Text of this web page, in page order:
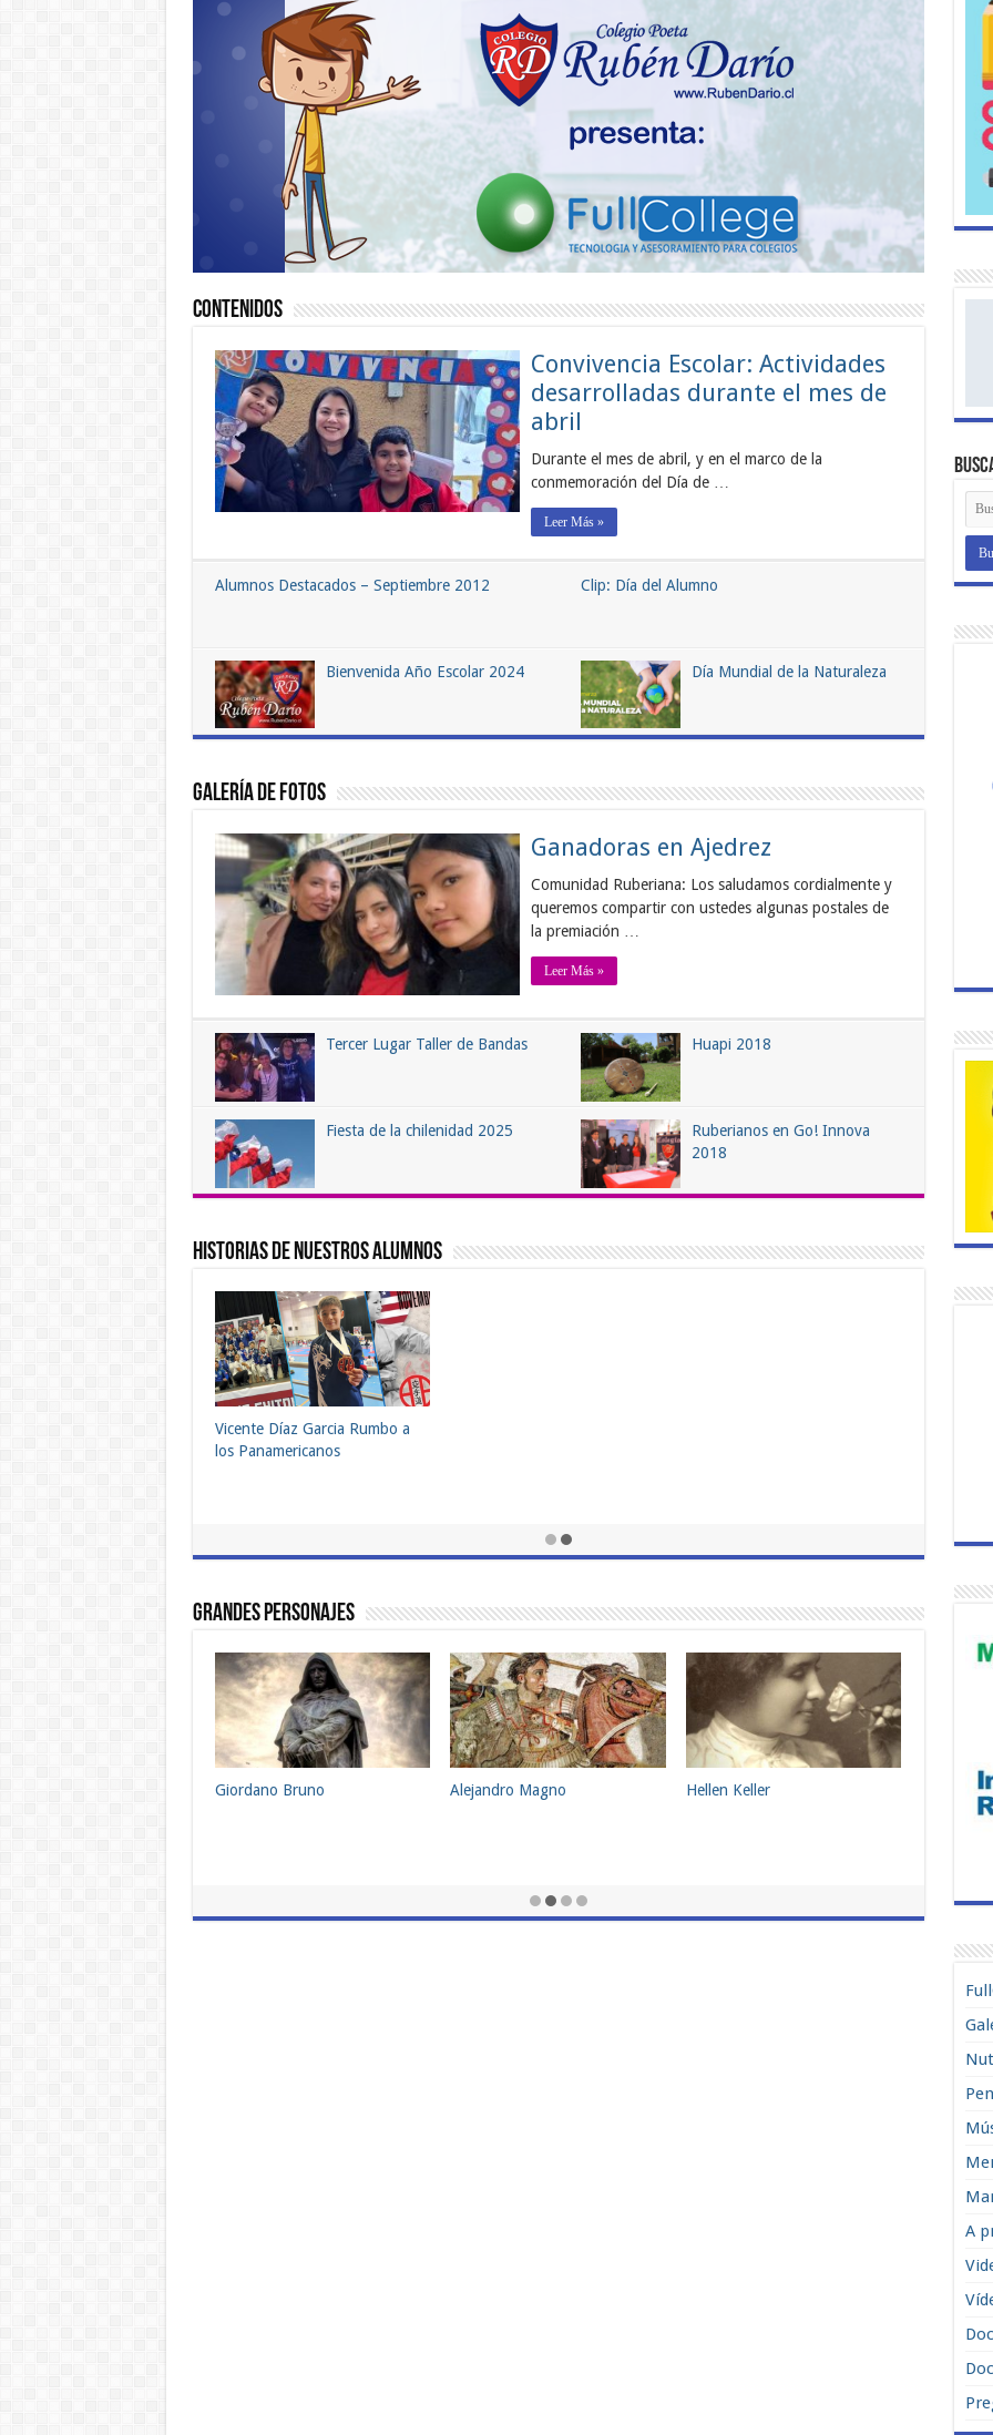
Contenidos
Convivencia Escolar: Actividades
desarrolladas durante el mes de
abril
Durante el mes de abril, y en el marco de la
conmemoración del Día de …
Leer Más »
Alumnos Destacados – Septiembre 2012 Clip: Día del Alumno
Bienvenida Año Escolar 2024 Día Mundial de la Naturaleza
Galería de Fotos
Ganadoras en Ajedrez
Comunidad Ruberiana: Los saludamos cordialmente y
queremos compartir con ustedes algunas postales de
la premiación …
Leer Más »
Tercer Lugar Taller de Bandas Huapi 2018
Fiesta de la chilenidad 2025
Ruberianos en Go! Innova
2018
Historias de nuestros alumnos
Vicente Díaz Garcia Rumbo a
los Panamericanos
Grandes Personajes
Giordano Bruno Alejandro Magno Hellen Keller
A